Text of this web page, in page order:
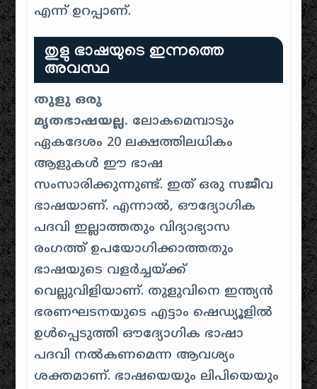
എന്ന് ഉറപ്പാണ്.
തുളു ഭാഷയുടെ ഇന്നത്തെ
അവസ്ഥ
തുളു ഒരു
മൃതഭാഷയല്ല. ലോകമെമ്പാടും
ഏകദേശം 20 ലക്ഷത്തിലധികം
ആളുകൾ ഈ ഭാഷ
സംസാരിക്കുന്നുണ്ട്. ഇത് ഒരു സജീവ
ഭാഷയാണ്. എന്നാൽ, ഔദ്യോഗിക
പദവി ഇല്ലാത്തതും വിദ്യാഭ്യാസ
രംഗത്ത് ഉപയോഗിക്കാത്തതും
ഭാഷയുടെ വളർച്ചയ്ക്ക്
വെല്ലുവിളിയാണ്. തുളുവിനെ ഇന്ത്യൻ
ഭരണഘടനയുടെ എട്ടാം ഷെഡ്യൂളിൽ
ഉൾപ്പെടുത്തി ഔദ്യോഗിക ഭാഷാ
പദവി നൽകണമെന്ന ആവശ്യം
ശക്തമാണ്. ഭാഷയെയും ലിപിയെയും